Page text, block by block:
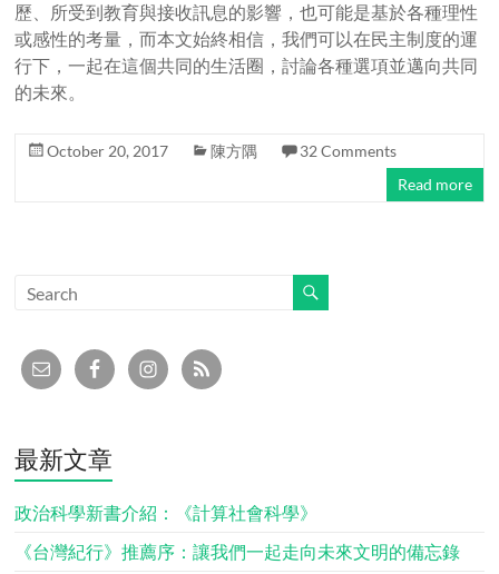
歷、所受到教育與接收訊息的影響，也可能是基於各種理性
或感性的考量，而本文始終相信，我們可以在民主制度的運
行下，一起在這個共同的生活圈，討論各種選項並邁向共同
的未來。
October 20, 2017 陳方隅
32 Comments
Read more
最新文章
政治科學新書介紹：《計算社會科學》
《台灣紀行》推薦序：讓我們一起走向未來文明的備忘錄